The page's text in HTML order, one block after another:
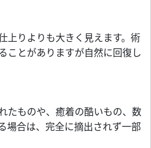
上りよりも大きく見えます。術
ことがありますが自然に回復し
たものや、癒着の酷いもの、数
場合は、完全に摘出されず一部